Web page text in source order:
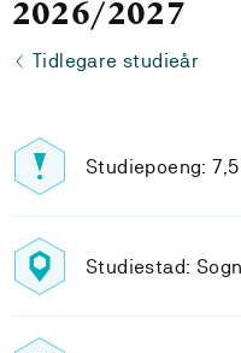
2026/2027
Tidlegare studieår
Studiepoeng: 7,5
Studiestad: